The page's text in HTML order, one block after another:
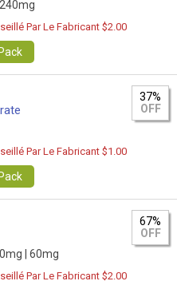
240mg
Par Le Fabricant $2.00
37%
OFF
Par Le Fabricant $1.00
| 60mg
67%
OFF
Par Le Fabricant $2.00